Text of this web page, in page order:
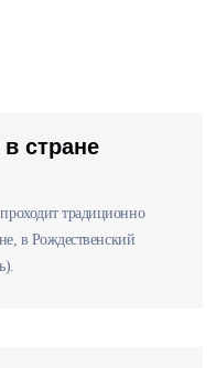
стране
традиционно
в Рождественский